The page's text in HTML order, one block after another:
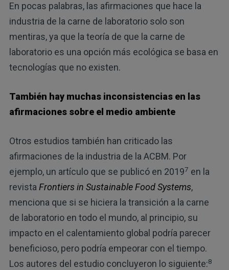
En pocas palabras, las afirmaciones que hace la
industria de la carne de laboratorio solo son
mentiras, ya que la teoría de que la carne de
laboratorio es una opción más ecológica se basa en
tecnologías que no existen.
También hay muchas inconsistencias en las
afirmaciones sobre el medio ambiente
Otros estudios también han criticado las
afirmaciones de la industria de la ACBM. Por
ejemplo, un artículo que se publicó en 20197 en la
revista Frontiers in Sustainable Food Systems,
menciona que si se hiciera la transición a la carne
de laboratorio en todo el mundo, al principio, su
impacto en el calentamiento global podría parecer
beneficioso, pero podría empeorar con el tiempo.
Los autores del estudio concluyeron lo siguiente:8